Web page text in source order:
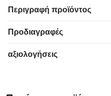
Περιγραφή προϊόντος
Προδιαγραφές
αξιολογήσεις